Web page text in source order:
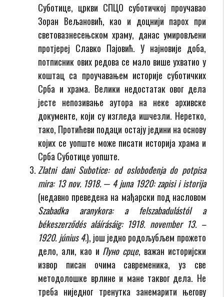
Суботице, цркви СПЦО суботичкој проучавао
Зоран Вељановић, као и доцнији парох при
световазнесењском храму, данас умировљени
протјереј Славко Пајовић. У најновије доба,
потписник ових редова се мало више ухватио у
коштац са проучавањем историје суботичких
Срба и храма. Велики недостатак овог дела
јесте непозивање аутора на неке архивске
документе, који су изгледа ишчезли. Неретко,
тако, Протићеви подаци остају једини на основу
којих се уопште може писати историја храма и
Срба Суботице уопште.
Zlatni dani Subotice: od oslobođenja do potpisa
mira: 13 nov. 1918. ‒ 4 juna 1920: zapisi i istorija
(недавно преведена на мађарски под насловом
Szabadka aranykora: a felszabadulástól a
békeszerződés aláírásáig: 1918. november 13. –
1920. június 4.), још једно родољубљем прожето
дело, али, као и Пуно срце, важан историјски
извор писан очима савременика, уз све
методолошке врлине и мане таквог дела. Не
треба ниједног тренутка занемарити његову